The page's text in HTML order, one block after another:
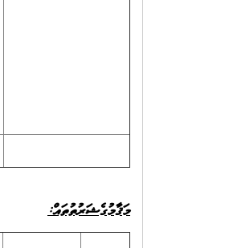
މަޤާމުގެޝަރުތުތައް: